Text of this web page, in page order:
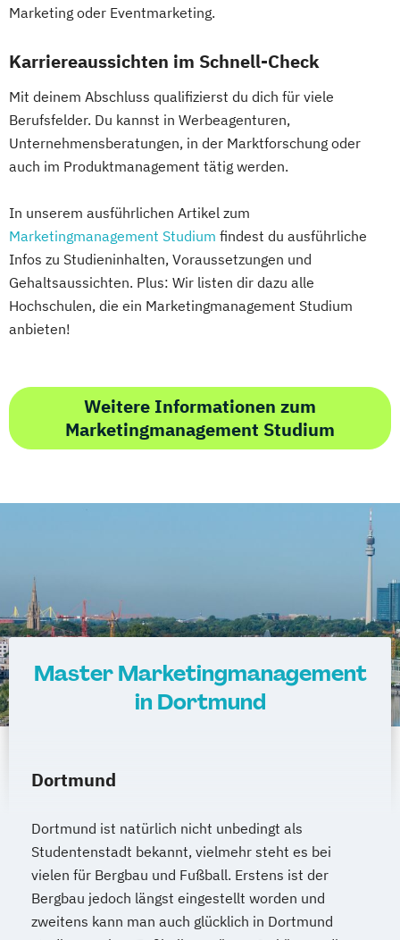
Marketing oder Eventmarketing.
Karriereaussichten im Schnell-Check
Mit deinem Abschluss qualifizierst du dich für viele
Berufsfelder. Du kannst in Werbeagenturen,
Unternehmensberatungen, in der Marktforschung oder
auch im Produktmanagement tätig werden.
In unserem ausführlichen Artikel zum
Marketingmanagement Studium findest du ausführliche
Infos zu Studieninhalten, Voraussetzungen und
Gehaltsaussichten. Plus: Wir listen dir dazu alle
Hochschulen, die ein Marketingmanagement Studium
anbieten!
Weitere Informationen zum
Marketingmanagement Studium
Master Marketingmanagement
in Dortmund
Dortmund
Dortmund ist natürlich nicht unbedingt als
Studentenstadt bekannt, vielmehr steht es bei
vielen für Bergbau und Fußball. Erstens ist der
Bergbau jedoch längst eingestellt worden und
zweitens kann man auch glücklich in Dortmund